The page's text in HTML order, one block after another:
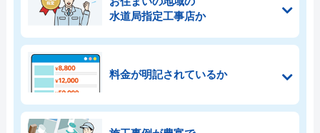
水道局指定工事店か
料金が明記されているか